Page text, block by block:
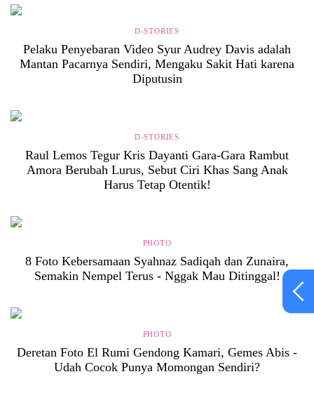
D-STORIES
Pelaku Penyebaran Video Syur Audrey Davis adalah
Mantan Pacarnya Sendiri, Mengaku Sakit Hati karena
Diputusin
D-STORIES
Raul Lemos Tegur Kris Dayanti Gara-Gara Rambut
Amora Berubah Lurus, Sebut Ciri Khas Sang Anak
Harus Tetap Otentik!
PHOTO
8 Foto Kebersamaan Syahnaz Sadiqah dan Zunaira,
Semakin Nempel Terus - Nggak Mau Ditinggal!
PHOTO
Deretan Foto El Rumi Gendong Kamari, Gemes Abis -
Udah Cocok Punya Momongan Sendiri?